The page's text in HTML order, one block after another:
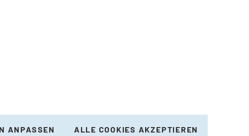
ANPASSEN ALLE COOKIES AKZEPTIEREN